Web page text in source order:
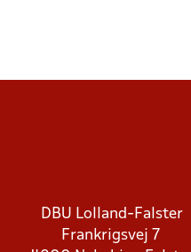
DBU Lolland-Falster
Frankrigsvej 7